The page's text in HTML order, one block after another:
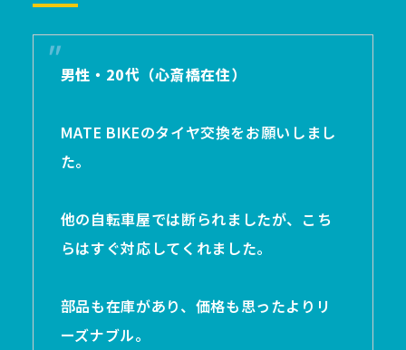
男性・20代（心斎橋在住）
MATE BIKEのタイヤ交換をお願いしまし
た。
他の自転車屋では断られましたが、こち
らはすぐ対応してくれました。
部品も在庫があり、価格も思ったよりリ
ーズナブル。